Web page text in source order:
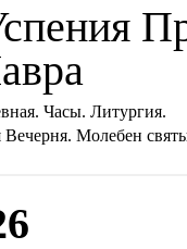
Часы. Литургия.
Вечерня. Молебен